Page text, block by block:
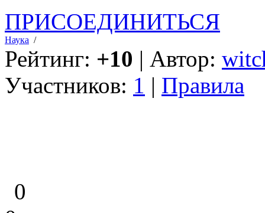
ПРИСОЕДИНИТЬСЯ
Наука /
Рейтинг: +10 | Автор:
Участников: 1 | Правила
0